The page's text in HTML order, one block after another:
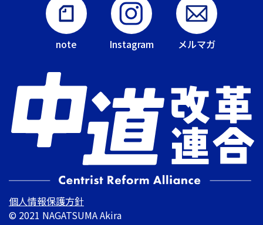
note Instagram メルマガ
個人情報保護方針
© 2021 NAGATSUMA Akira